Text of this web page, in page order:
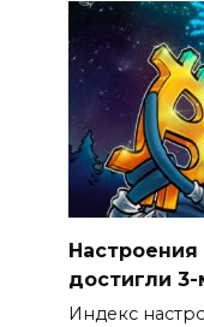
достигли
Индекс